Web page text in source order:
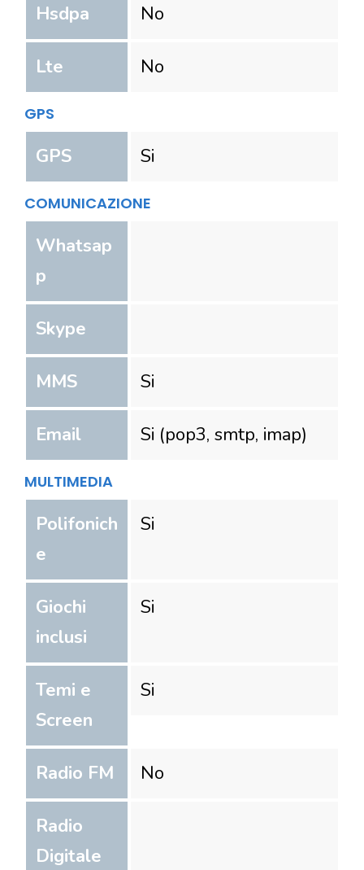
Hsdpa No
Lte No
GPS
GPS Si
COMUNICAZIONE
Whatsap
p
Skype
MMS Si
Email Si (pop3, smtp, imap)
MULTIMEDIA
Polifonich
e
Si
Giochi
inclusi
Si
Temi e
Screen
Si
Radio FM No
Radio
Digitale